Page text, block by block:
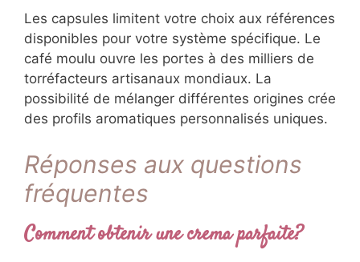
Les capsules limitent votre choix aux références
disponibles pour votre système spécifique. Le
café moulu ouvre les portes à des milliers de
torréfacteurs artisanaux mondiaux. La
possibilité de mélanger différentes origines crée
des profils aromatiques personnalisés uniques.
Réponses aux questions
fréquentes
Comment obtenir une crema parfaite?